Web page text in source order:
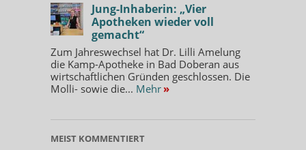
Jung-Inhaberin: „Vier
Apotheken wieder voll
gemacht“
Zum Jahreswechsel hat Dr. Lilli Amelung
die Kamp-Apotheke in Bad Doberan aus
wirtschaftlichen Gründen geschlossen. Die
Molli- sowie die... Mehr »
MEIST KOMMENTIERT